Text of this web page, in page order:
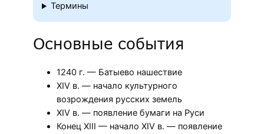
Термины
Основные события
1240 г. — Батыево нашествие
XIV в. — начало культурного
возрождения русских земель
XIV в. — появление бумаги на Руси
Конец XIII — начало XIV в. — появление